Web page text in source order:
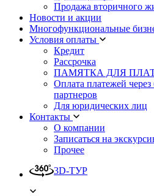
Продажа вторичного
Новости и акции
Многофункциональные
Условия оплаты
Кредит
Рассрочка
ПАМЯТКА ДЛЯ
Оплата платежей
партнеров
Для юридических лиц
Контакты
О компании
Записаться на
Прочее
3D-ТУР